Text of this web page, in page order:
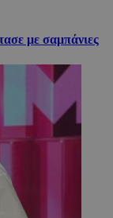
με σαμπάνιες